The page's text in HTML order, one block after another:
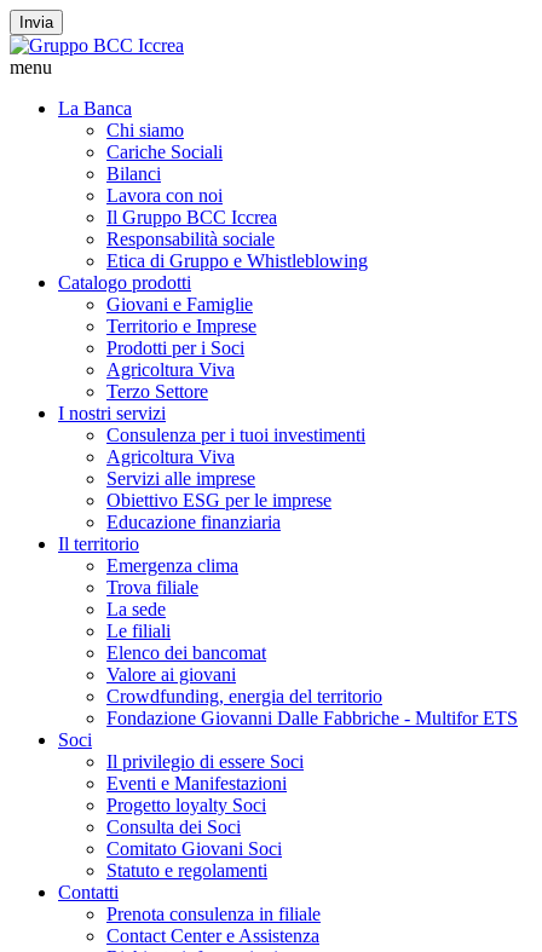
Invia
menu
La Banca
Chi siamo
Cariche Sociali
Bilanci
Lavora con noi
Il Gruppo BCC Iccrea
Responsabilità sociale
Etica di Gruppo e Whistleblowing
Catalogo prodotti
Giovani e Famiglie
Territorio e Imprese
Prodotti per i Soci
Agricoltura Viva
Terzo Settore
I nostri servizi
Consulenza per i tuoi investimenti
Agricoltura Viva
Servizi alle imprese
Obiettivo ESG per le imprese
Educazione finanziaria
Il territorio
Emergenza clima
Trova filiale
La sede
Le filiali
Elenco dei bancomat
Valore ai giovani
Crowdfunding, energia del territorio
Fondazione Giovanni Dalle Fabbriche - Multifor ETS
Soci
Il privilegio di essere Soci
Eventi e Manifestazioni
Progetto loyalty Soci
Consulta dei Soci
Comitato Giovani Soci
Statuto e regolamenti
Contatti
Prenota consulenza in filiale
Contact Center e Assistenza